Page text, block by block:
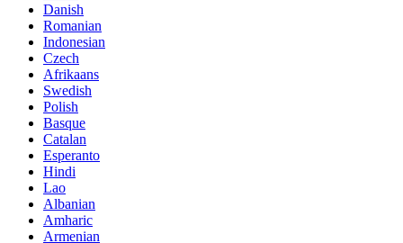
Danish
Romanian
Indonesian
Czech
Afrikaans
Swedish
Polish
Basque
Catalan
Esperanto
Hindi
Lao
Albanian
Amharic
Armenian